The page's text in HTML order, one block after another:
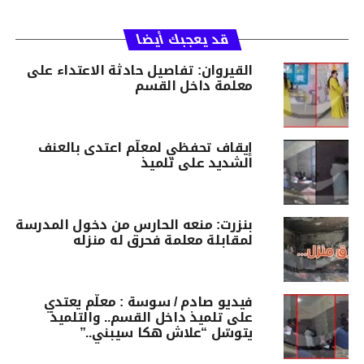
قد يعجبك أيضا
القيروان: تفاصيل حادثة الاعتداء على
معلمة داخل القسم
إيقاف تحفظي لمعلّم اعتدى بالعنف
الشديد على تلميذ
بنزرت: منعه الحارس من دخول المدرسة
لمقابلة معلمة فحرق له منزله
فيديو صادم / سوسة : معلّم يعتدي
على تلميذ داخل القسم.. والتلميذ
يتوسّل “علاش هكا سيبني..”